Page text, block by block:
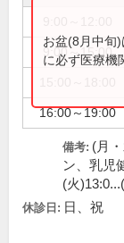
9:00～15:00
16:00～19:00
お盆(8月中旬
に必ず医療機
備考: (月
ン、乳児
(火)13:0...(
休診日: 日、祝